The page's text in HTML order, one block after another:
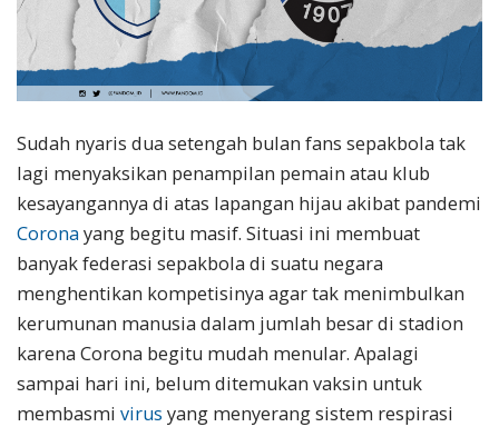
Sudah nyaris dua setengah bulan fans sepakbola tak
lagi menyaksikan penampilan pemain atau klub
kesayangannya di atas lapangan hijau akibat pandemi
Coronayang begitu masif. Situasi ini membuat
banyak federasi sepakbola di suatu negara
menghentikan kompetisinya agar tak menimbulkan
kerumunan manusia dalam jumlah besar di stadion
karena Corona begitu mudah menular. Apalagi
sampai hari ini, belum ditemukan vaksin untuk
membasmi virus yang menyerang sistem respirasi